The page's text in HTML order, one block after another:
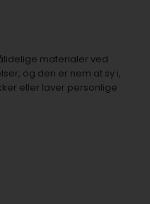
materialer ved
og den er nem at sy i,
eller laver personlige